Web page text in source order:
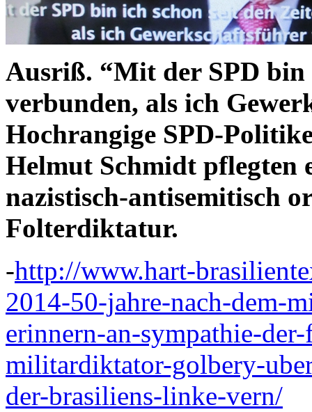
Ausriß. “Mit der SPD bin
verbunden, als ich
Hochrangige SPD-
Helmut Schmidt pflegten
nazistisch-antisemitisch
Folterdiktatur.
-http://www.hart-
2014-50-jahre-nach-dem-
erinnern-an-sympathie-
militardiktator-golbery-
der-brasiliens-linke-vern/